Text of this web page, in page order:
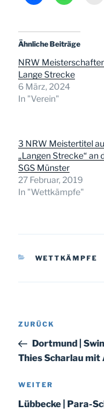
Ähnliche Beiträge
NRW
Lange Strecke
6 März, 2024
In "Verein"
3 NRW Meistertitel
„Langen Strecke“ an
SGS Münster
27 Februar, 2019
In "Wettkämpfe"
KATEGORIEN
WETTKÄMPFE
Vorheriger
Beitrag
ZURÜCK
Dortmund |
Thies Scharlau mit
Nächster
Beitrag
WEITER
Lübbecke | Para-